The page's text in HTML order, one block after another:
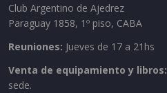
Club Argentino de Ajedrez
Paraguay 1858, 1º piso, CABA
Reuniones: Jueves de 17 a 21hs
Venta de equipamiento y libros:
sede.